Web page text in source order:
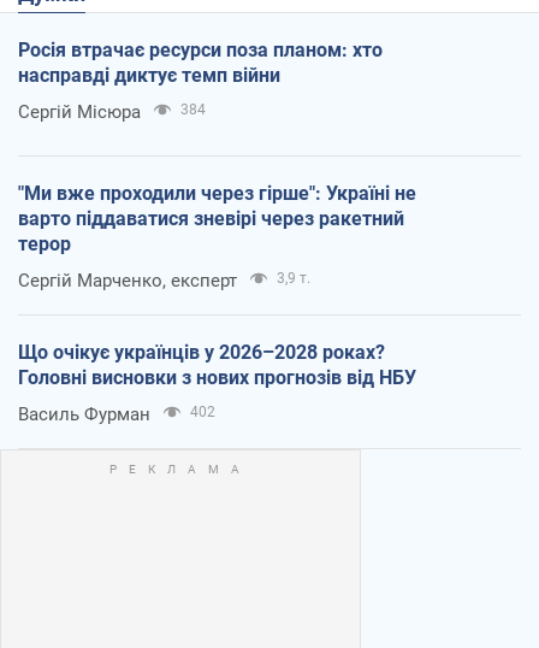
Росія втрачає ресурси поза планом: хто
насправді диктує темп війни
Сергій Місюра 384
"Ми вже проходили через гірше": Україні не
варто піддаватися зневірі через ракетний
терор
Сергій Марченко, експерт 3,9 т.
Що очікує українців у 2026–2028 роках?
Головні висновки з нових прогнозів від НБУ
Василь Фурман 402